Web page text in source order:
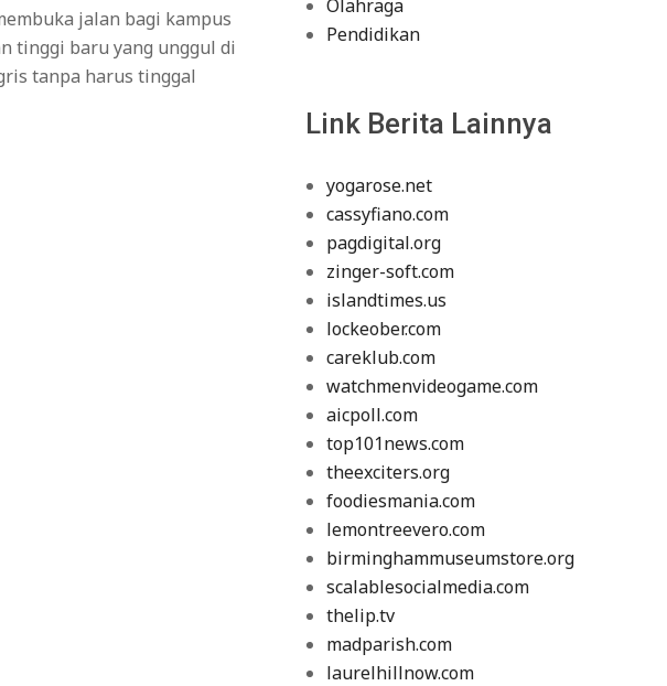
jalan bagi kampus
tinggi baru yang unggul di
tanpa harus tinggal
Olahraga
Pendidikan
Link Berita Lainnya
yogarose.net
cassyfiano.com
pagdigital.org
zinger-soft.com
islandtimes.us
lockeober.com
careklub.com
watchmenvideogame.com
aicpoll.com
top101news.com
theexciters.org
foodiesmania.com
lemontreevero.com
birminghammuseumstore.org
scalablesocialmedia.com
thelip.tv
madparish.com
laurelhillnow.com